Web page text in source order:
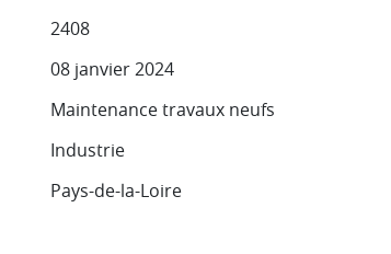
2408
08 janvier 2024
Maintenance travaux neufs
Industrie
Pays-de-la-Loire